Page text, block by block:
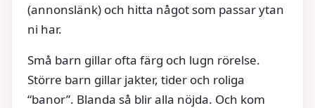
(annonslänk) och hitta något som passar ytan
ni har.
Små barn gillar ofta färg och lugn rörelse.
Större barn gillar jakter, tider och roliga
“banor”. Blanda så blir alla nöjda. Och kom